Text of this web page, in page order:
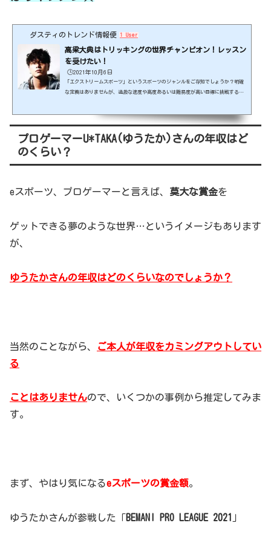
ダスティのトレンド情報便 1 User
高梁大典はトリッキングの世界チャンピオン！レッスン
を受けたい！
🕒️2021年10月6日
「エクストリームスポーツ」というスポーツのジャンルをご存知でしょうか？明確
な定義はありませんが、過激な速度や高度あるいは難易度が高い目標に挑戦する危
てきました。そんな中今回取り上げるのはトリッキング！そして日本にはこの競技
の世界チャンピオン、高梁大典(たかはし だいすけ)さんがいます！トリッキングと
は？注目していきます。出典元：https://www.instagram...
プロゲーマーU*TAKA(ゆうたか)さんの年収はど
のくらい？
eスポーツ、プロゲーマーと言えば、 莫大な賞金を
ゲットできる夢のような世界…というイメージもあります
が、
ゆうたかさんの年収はどのくらいなのでしょうか？
当然のことながら、
ご本人が年収をカミングアウトしてい
る
ことはありませんので、いくつかの事例から推定してみま
す。
まず、やはり気になるeスポーツの賞金額。
ゆうたかさんが参戦した「BEMANI PRO LEAGUE 2021 」